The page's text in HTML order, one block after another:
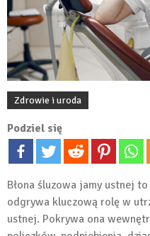
Zdrowie i uroda
Podziel się
Błona śluzowa jamy ustnej
odgrywa kluczową rolę w
ustnej. Pokrywa ona